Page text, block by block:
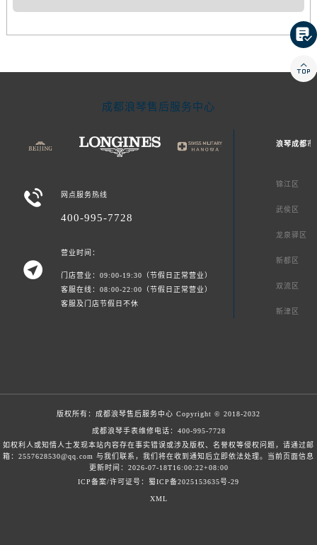
成都浪琴售后服务中心
 网点服务热线
400-995-7728

营业时间：
门店营业：09:00-19:30（节假日正常营业）
客服在线：08:00-22:00（节假日正常营业）
客服及门店节假日不休
浪琴成都市
锦江区
武侯区
龙泉驿区
新都区
双流区
新津区
版权所有： 成都浪琴售后服务中心 Copyright © 2018-2032
成都浪琴手表维修电话： 400-995-7728
如权利人或知情人士发现本站内容存在事实错误或涉及版权、名誉权等侵权问题，请通过邮
箱：2557628530@qq.com 与我们联系，我们将在收到通知后立即依法处理。当前页面信息
更新时间：2026-07-18T16:00:22+08:00
ICP备案/许可证号：蜀ICP备2025153635号-29
XML

